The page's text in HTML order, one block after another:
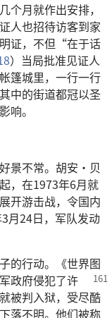
个月就作出安排，
人也招待访客到家
证，不但“在于话
）当局批准见证人
篷城里，一行一行
中的街道都冠以圣
响。
景不常。胡安·贝
，在1973年6月就
开游击战，令国内
月24日，军队发动
的行动。《世界图
政府侵犯了许
被判入狱，受尽酷
落不明。他们被称